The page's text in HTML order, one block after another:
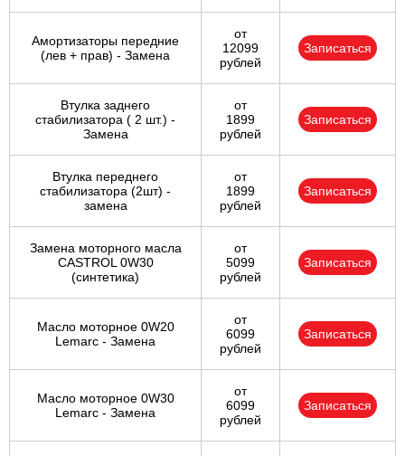
Амортизаторы передние
(лев + прав) - Замена
от
12099
рублей
Записаться
Втулка заднего
стабилизатора ( 2 шт.) -
Замена
от
1899
рублей
Записаться
Втулка переднего
стабилизатора (2шт) -
замена
от
1899
рублей
Записаться
Замена моторного масла
CASTROL 0W30
(синтетика)
от
5099
рублей
Записаться
Масло моторное 0W20
Lemarc - Замена
от
6099
рублей
Записаться
Масло моторное 0W30
Lemarc - Замена
от
6099
рублей
Записаться